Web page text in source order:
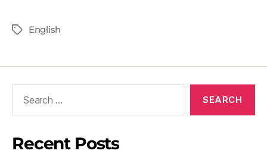
English
Recent Posts